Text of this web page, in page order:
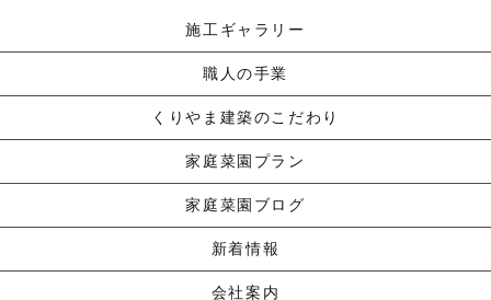
施工ギャラリー
職人の手業
くりやま建築のこだわり
家庭菜園プラン
家庭菜園ブログ
新着情報
会社案内